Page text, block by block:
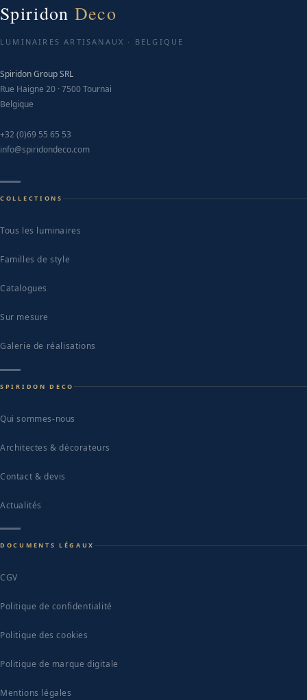
Spiridon Deco
LUMINAIRES ARTISANAUX · BELGIQUE
Spiridon Group SRL
Rue Haigne 20 · 7500 Tournai
Belgique
+32 (0)69 55 65 53
info@spiridondeco.com
COLLECTIONS
Tous les luminaires
Familles de style
Catalogues
Sur mesure
Galerie de réalisations
SPIRIDON DECO
Qui sommes-nous
Architectes & décorateurs
Contact & devis
Actualités
DOCUMENTS LÉGAUX
CGV
Politique de confidentialité
Politique des cookies
Politique de marque digitale
Mentions légales